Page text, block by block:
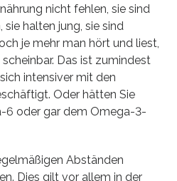
nicht fehlen, sie sind
sie halten jung, sie sind
je mehr man hört und liest,
Das ist zumindest
intensiver mit den
Oder hätten Sie
6 oder gar dem Omega-3-
Abständen
Dies gilt vor allem in der